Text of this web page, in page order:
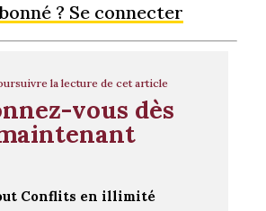
? Se connecter
la lecture de cet article
vous dès
Conflits en illimité